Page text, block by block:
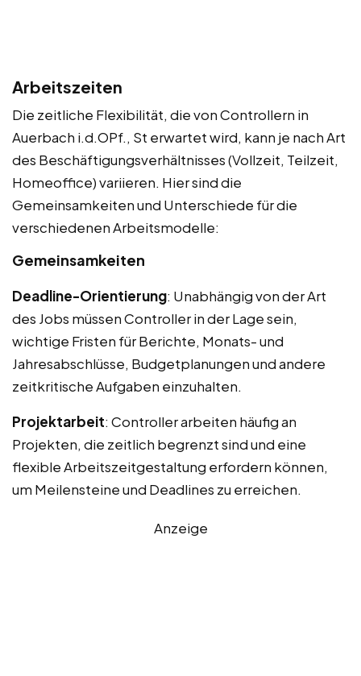
Arbeitszeiten
Die zeitliche Flexibilität, die von Controllern in
Auerbach i.d.OPf., St erwartet wird, kann je nach Art
des Beschäftigungsverhältnisses (Vollzeit, Teilzeit,
Homeoffice) variieren. Hier sind die
Gemeinsamkeiten und Unterschiede für die
verschiedenen Arbeitsmodelle:
Gemeinsamkeiten
Deadline-Orientierung: Unabhängig von der Art
des Jobs müssen Controller in der Lage sein,
wichtige Fristen für Berichte, Monats- und
Jahresabschlüsse, Budgetplanungen und andere
zeitkritische Aufgaben einzuhalten.
Projektarbeit: Controller arbeiten häufig an
Projekten, die zeitlich begrenzt sind und eine
flexible Arbeitszeitgestaltung erfordern können,
um Meilensteine und Deadlines zu erreichen.
Anzeige